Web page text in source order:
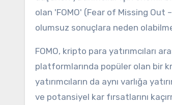
olan 'FOMO' (Fear of Missing Out
olumsuz sonuçlara neden
FOMO, kripto para yatırımcıları
platformlarında popüler olan bir
yatırımcıların da aynı varlığa
ve potansiyel kar fırsatlarını